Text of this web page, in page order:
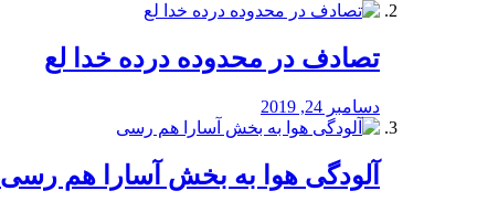
تصادف در محدوده درده خدا لع
دسامبر 24, 2019
آلودگی هوا به بخش آسارا هم رسی